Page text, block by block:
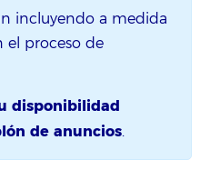
incluyendo a medida
el proceso de
disponibilidad
de anuncios.